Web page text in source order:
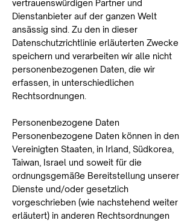
vertrauenswürdigen Partner und
Dienstanbieter auf der ganzen Welt
ansässig sind. Zu den in dieser
Datenschutzrichtlinie erläuterten Zwecke
speichern und verarbeiten wir alle nicht
personenbezogenen Daten, die wir
erfassen, in unterschiedlichen
Rechtsordnungen.​
Personenbezogene Daten
Personenbezogene Daten können in den
Vereinigten Staaten, in Irland, Südkorea,
Taiwan, Israel und soweit für die
ordnungsgemäße Bereitstellung unserer
Dienste und/oder gesetzlich
vorgeschrieben (wie nachstehend weiter
erläutert) in anderen Rechtsordnungen